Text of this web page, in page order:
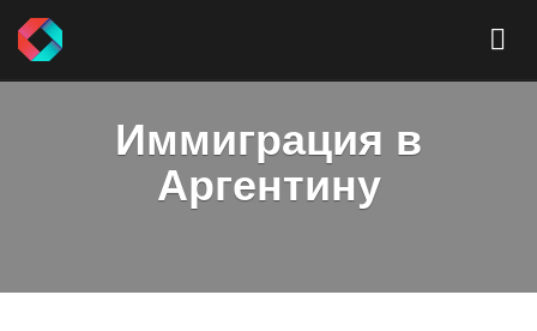
Иммиграция в
Аргентину